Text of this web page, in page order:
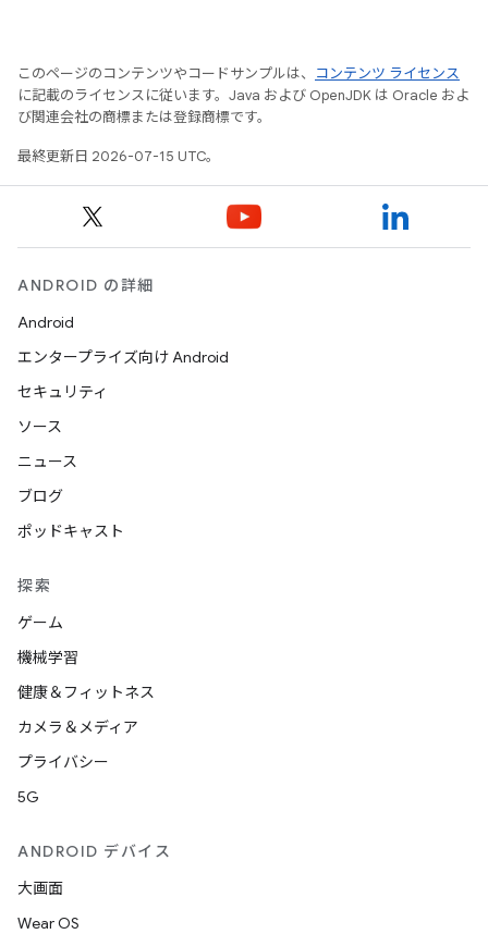
このページのコンテンツやコードサンプルは、
コンテンツ ライセンス
に記載のライセンスに従います。Java および OpenJDK は Oracle およ
び関連会社の商標または登録商標です。
最終更新日 2026-07-15 UTC。
ANDROID の詳細
Android
エンタープライズ向け Android
セキュリティ
ソース
ニュース
ブログ
ポッドキャスト
探索
ゲーム
機械学習
健康＆フィットネス
カメラ＆メディア
プライバシー
5G
ANDROID デバイス
大画面
Wear OS